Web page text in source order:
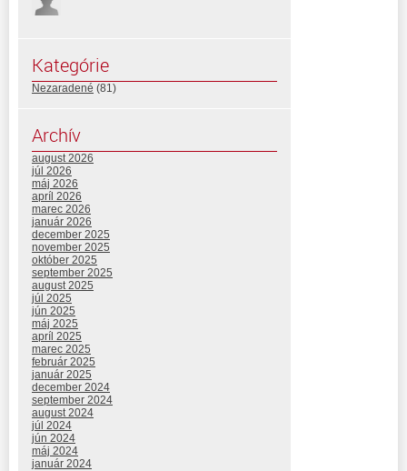
Kategórie
Nezaradené (81)
Archív
august 2026
júl 2026
máj 2026
apríl 2026
marec 2026
január 2026
december 2025
november 2025
október 2025
september 2025
august 2025
júl 2025
jún 2025
máj 2025
apríl 2025
marec 2025
február 2025
január 2025
december 2024
september 2024
august 2024
júl 2024
jún 2024
máj 2024
január 2024